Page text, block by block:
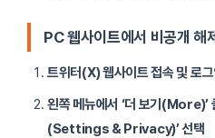
PC 웹사이트에서 비공개 해
트위터(X) 웹사이트 접속 및 로
왼쪽 메뉴에서 ‘더 보기(More)’
(Settings & Privacy)’ 선택